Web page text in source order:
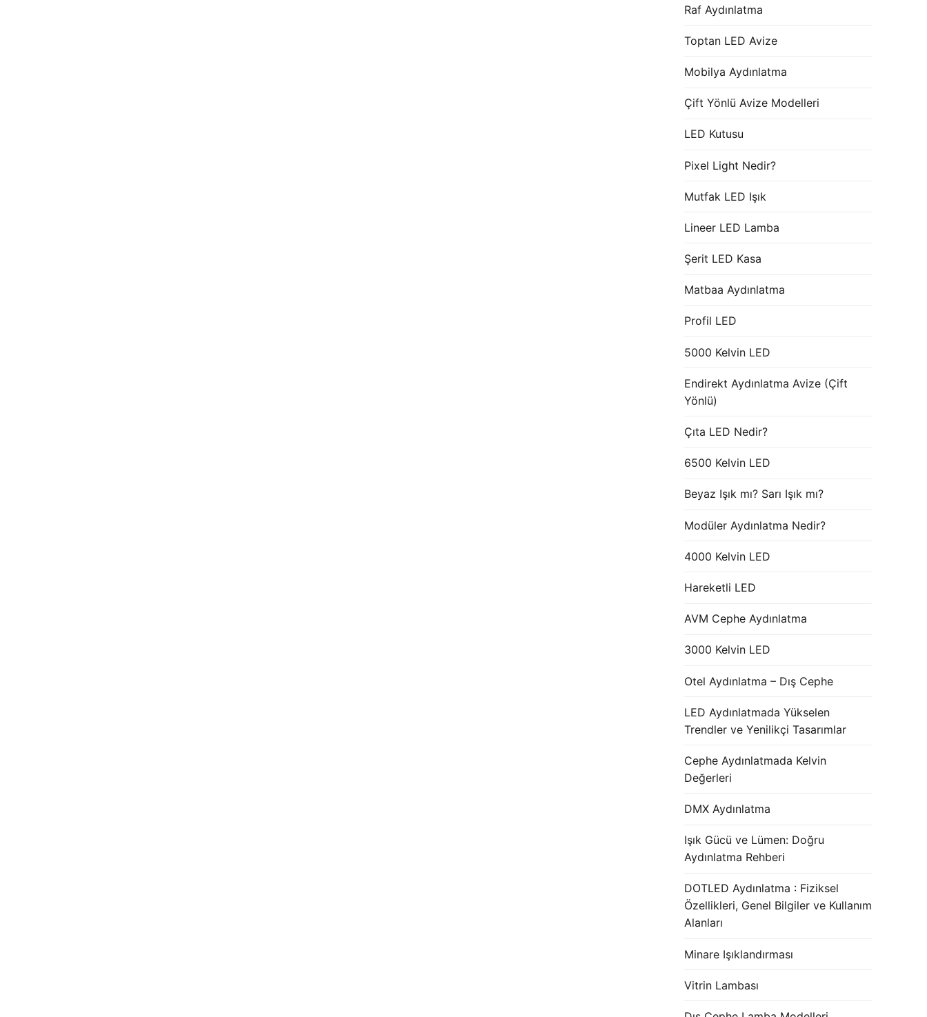
Raf Aydınlatma
Toptan LED Avize
Mobilya Aydınlatma
Çift Yönlü Avize Modelleri
LED Kutusu
Pixel Light Nedir?
Mutfak LED Işık
Lineer LED Lamba
Şerit LED Kasa
Matbaa Aydınlatma
Profil LED
5000 Kelvin LED
Endirekt Aydınlatma Avize (Çift
Yönlü)
Çıta LED Nedir?
6500 Kelvin LED
Beyaz Işık mı? Sarı Işık mı?
Modüler Aydınlatma Nedir?
4000 Kelvin LED
Hareketli LED
AVM Cephe Aydınlatma
3000 Kelvin LED
Otel Aydınlatma – Dış Cephe
LED Aydınlatmada Yükselen
Trendler ve Yenilikçi Tasarımlar
Cephe Aydınlatmada Kelvin
Değerleri
DMX Aydınlatma
Işık Gücü ve Lümen: Doğru
Aydınlatma Rehberi
DOTLED Aydınlatma : Fiziksel
Özellikleri, Genel Bilgiler ve Kullanım
Alanları
Minare Işıklandırması
Vitrin Lambası